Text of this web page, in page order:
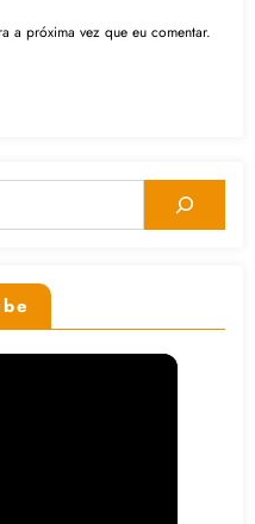
a próxima vez que eu comentar.